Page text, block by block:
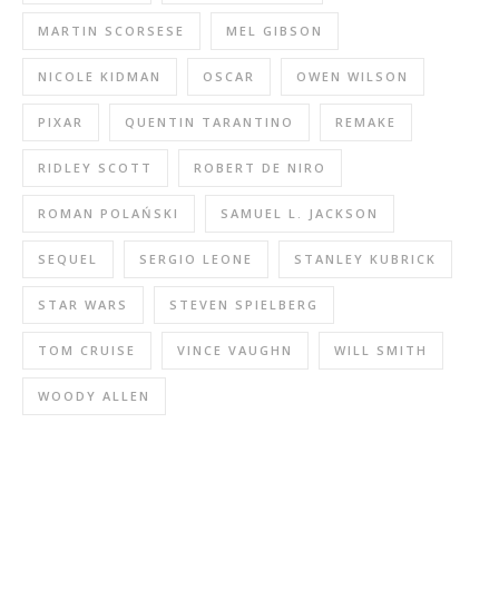
MARTIN SCORSESE MEL GIBSON
NICOLE KIDMAN OSCAR OWEN WILSON
PIXAR QUENTIN TARANTINO REMAKE
RIDLEY SCOTT ROBERT DE NIRO
ROMAN POLAŃSKI SAMUEL L. JACKSON
SEQUEL SERGIO LEONE STANLEY KUBRICK
STAR WARS STEVEN SPIELBERG
TOM CRUISE VINCE VAUGHN WILL SMITH
WOODY ALLEN